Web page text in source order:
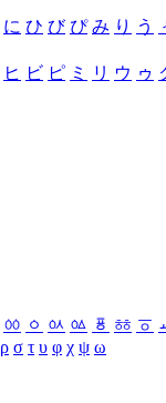
に ひ び ぴ み り う
ヒ ビ ピ ミ リ ウ ゥ
ㆀ ㆁ ㆂ ㆃ ㆄ ㆅ ㆆ
ρ σ τ υ φ χ ψ ω